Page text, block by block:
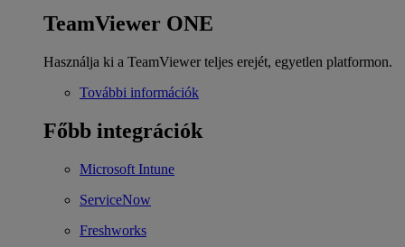
TeamViewer ONE
Használja ki a TeamViewer teljes erejét, egyetlen platformon.
További információk
Főbb integrációk
Microsoft Intune
ServiceNow
Freshworks